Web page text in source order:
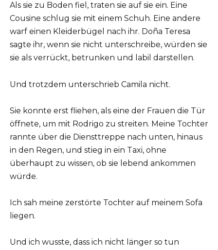
Als sie zu Boden fiel, traten sie auf sie ein. Eine
Cousine schlug sie mit einem Schuh. Eine andere
warf einen Kleiderbügel nach ihr. Doña Teresa
sagte ihr, wenn sie nicht unterschreibe, würden sie
sie als verrückt, betrunken und labil darstellen.
Und trotzdem unterschrieb Camila nicht.
Sie konnte erst fliehen, als eine der Frauen die Tür
öffnete, um mit Rodrigo zu streiten. Meine Tochter
rannte über die Diensttreppe nach unten, hinaus
in den Regen, und stieg in ein Taxi, ohne
überhaupt zu wissen, ob sie lebend ankommen
würde.
Ich sah meine zerstörte Tochter auf meinem Sofa
liegen.
Und ich wusste, dass ich nicht länger so tun